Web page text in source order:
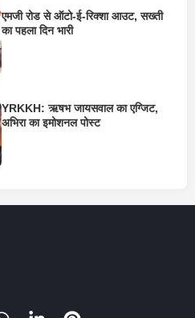
एमजी रोड से ऑटो-ई-रिक्शा आउट, सख्ती
का पहला दिन भारी
YRKKH: ऋषभ जायसवाल का एग्जिट,
अभिरा का इमोशनल पोस्ट